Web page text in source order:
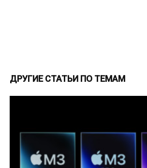
ДРУГИЕ СТАТЬИ ПО ТЕМАМ